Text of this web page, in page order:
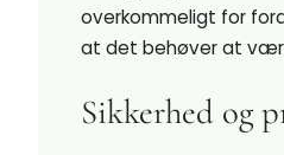
overkommeligt for
at det behøver at
Sikkerhed og